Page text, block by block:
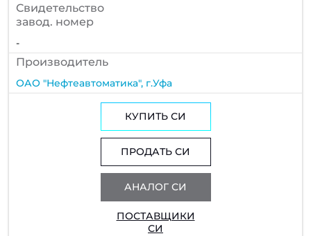
Cвидетельство
завод. номер
-
Производитель
ОАО "Нефтеавтоматика", г.Уфа
КУПИТЬ СИ
ПРОДАТЬ СИ
АНАЛОГ СИ
ПОСТАВЩИКИ
СИ